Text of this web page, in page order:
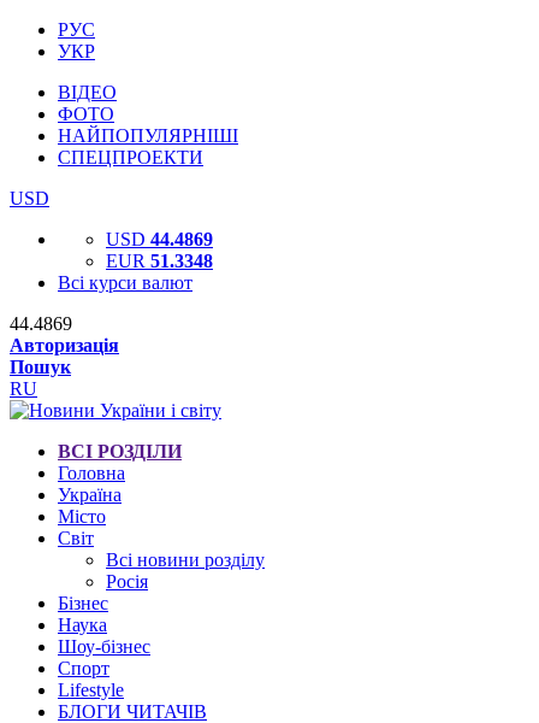
РУС
УКР
ВІДЕО
ФОТО
НАЙПОПУЛЯРНІШІ
СПЕЦПРОЕКТИ
USD
USD 44.4869
EUR 51.3348
Всі курси валют
44.4869
Авторизація
Пошук
RU
ВСІ РОЗДІЛИ
Головна
Україна
Місто
Світ
Всі новини розділу
Росія
Бізнес
Наука
Шоу-бізнес
Спорт
Lifestyle
БЛОГИ ЧИТАЧІВ